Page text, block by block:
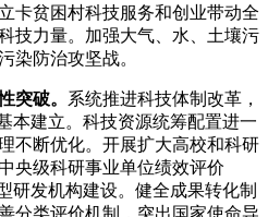
卡贫困村科技服务和创业带动全
技力量。加强大气、水、土壤污
染防治攻坚战。
突破。 系统推进科技体制改革，
本建立。科技资源统筹配置进一
不断优化。开展扩大高校和科研
央级科研事业单位绩效评价
研发机构建设。健全成果转化制